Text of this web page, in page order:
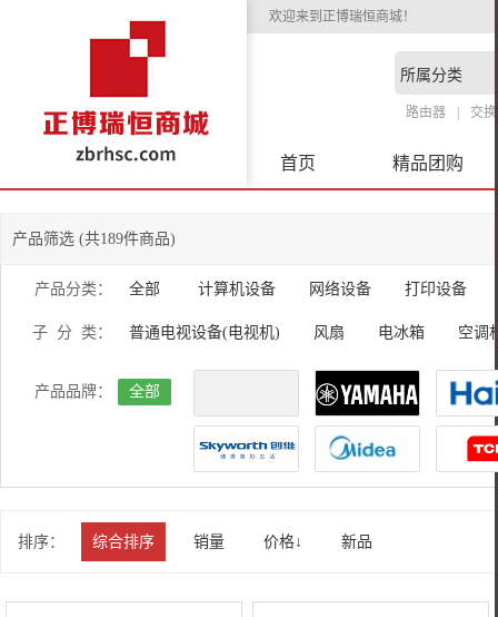
欢迎来到正博瑞恒商城！
路由器 交
首页 精品团购
产品筛选 (共189件商品)
产品分类： 全部 计算机设备 网络设备 打印设备
子 分 类： 普通电视设备(电视机) 风扇 电冰箱 空调
产品品牌： 全部
排序： 综合排序 销量 价格↓ 新品